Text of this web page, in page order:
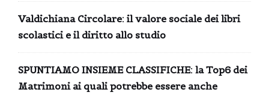
Valdichiana Circolare: il valore sociale dei libri
scolastici e il diritto allo studio
SPUNTIAMO INSIEME CLASSIFICHE: la Top6 dei
Matrimoni ai quali potrebbe essere anche